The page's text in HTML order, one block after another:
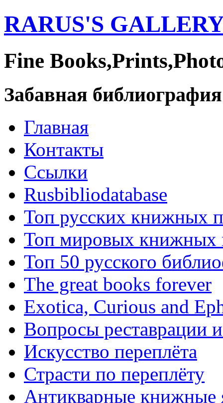
RARUS'S
Fine
Забавная библиография
Главная
Контакты
Ссылки
Rusbibliodatabase
Топ русских книжных
Топ мировых книжных
Топ 50 русского
The great books forever
Exotica, Curious and
Вопросы реставрации
Искусство переплёта
Страсти по переплёту
Антикварные книжные